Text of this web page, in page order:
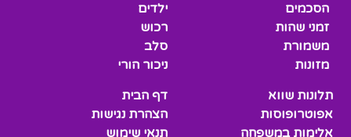
הסכמים
זמני שהות
משמורת
מזונות
ילדים
רכוש
סלב
ניכור הורי
תלונות שווא
אפוטרופוסות
אלימות במשפחה
דף הבית
הצהרת נגישות
תנאי שימוש